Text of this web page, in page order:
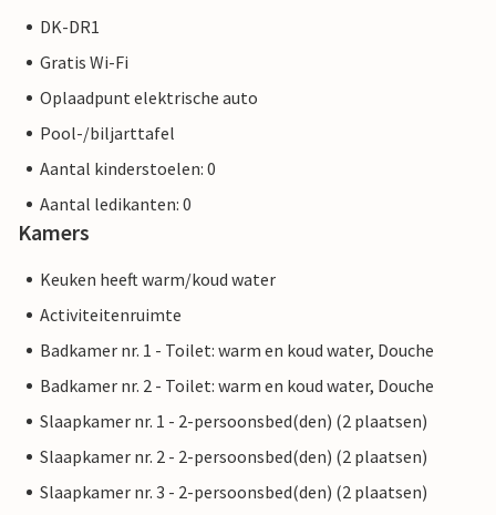
DK-DR1
Gratis Wi-Fi
Oplaadpunt elektrische auto
Pool-/biljarttafel
Aantal kinderstoelen: 0
Aantal ledikanten: 0
Kamers
Keuken heeft warm/koud water
Activiteitenruimte
Badkamer nr. 1 - Toilet: warm en koud water, Douche
Badkamer nr. 2 - Toilet: warm en koud water, Douche
Slaapkamer nr. 1 - 2-persoonsbed(den) (2 plaatsen)
Slaapkamer nr. 2 - 2-persoonsbed(den) (2 plaatsen)
Slaapkamer nr. 3 - 2-persoonsbed(den) (2 plaatsen)